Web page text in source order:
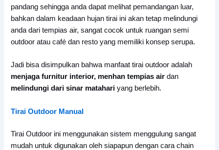
pandang sehingga anda dapat melihat pemandangan luar,
bahkan dalam keadaan hujan tirai ini akan tetap melindungi
anda dari tempias air, sangat cocok untuk ruangan semi
outdoor atau café dan resto yang memiliki konsep serupa.
Jadi bisa disimpulkan bahwa manfaat tirai outdoor adalah
menjaga furnitur interior, menhan tempias air dan
melindungi dari sinar matahari yang berlebih.
Tirai Outdoor Manual
Tirai Outdoor ini menggunakan sistem menggulung sangat
mudah untuk digunakan oleh siapapun dengan cara chain